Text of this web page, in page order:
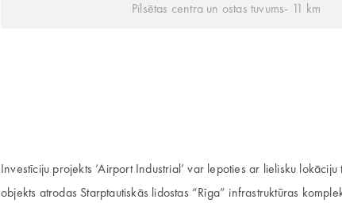
Pilsētas centra un ostas tuvums- 11 km
Investīciju projekts ‘Airport Industrial’ var lepoties ar lielisku
objekts atrodas Starptautiskās lidostas “Rīga” infrastruktūras